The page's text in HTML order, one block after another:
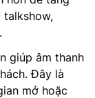
talkshow,
giúp âm thanh
Đây là
mở hoặc